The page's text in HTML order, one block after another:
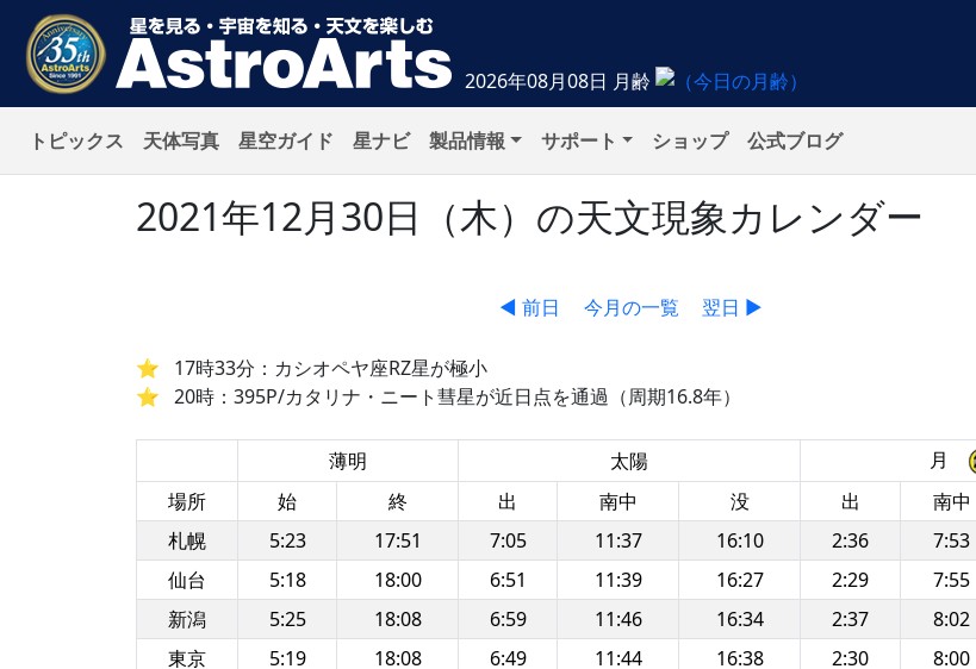
2026年08月08日 月齢
トピックス 天体写真 星空ガイド 星ナビ 製品情報 サポート ショップ 公式ブログ
2021年12月30日（木）の天文現象カレンダー
◀ 前日 今月の一覧 翌日 ▶
17時33分：カシオペヤ座RZ星が極小
20時：395P/カタリナ・ニート彗星が近日点を通過（周期16.8年）
薄明 太陽
月
場所
始 終 出 南中 没 出 南中
札幌
5:23 17:51 7:05 11:37 16:10 2:36 7:53
仙台
5:18 18:00 6:51 11:39 16:27 2:29 7:55
新潟
5:25 18:08 6:59 11:46 16:34 2:37 8:02
東京
5:19 18:08 6:49 11:44 16:38 2:30 8:00